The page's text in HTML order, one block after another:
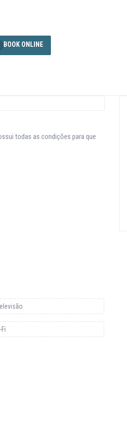
BOOK ONLINE
todas as condições para que